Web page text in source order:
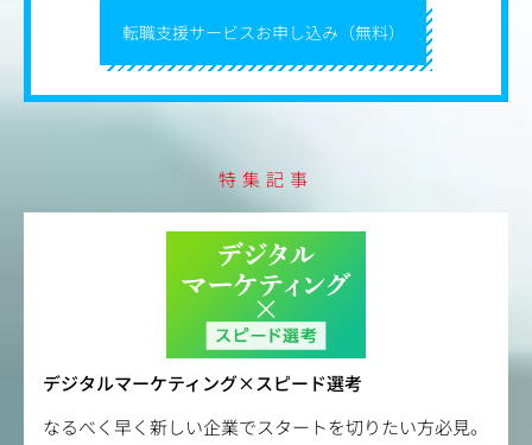
転職支援サービスお申し込み（無料）
特集記事
デジタルマーケティング×スピード選考
なるべく早く新しい企業でスタートを切りたい方必見。